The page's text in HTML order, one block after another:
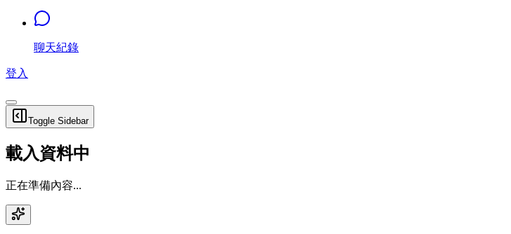
聊天紀錄
登入
Toggle Sidebar
載入資料中
正在準備內容...